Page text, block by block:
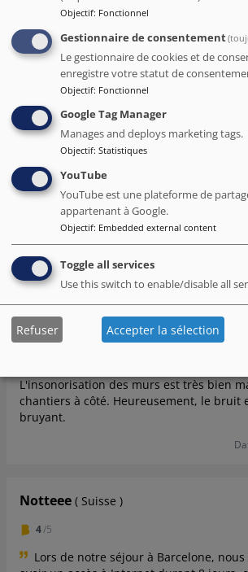
Nous avons passé un très bon séjour à
Travelodge Barcelona Poblenou. Tout le
très accueillant et amical, en particulier
d'une aide précieuse lorsque j'ai eu un
urgent un dimanche. Elle a réussi à
rendez-vous dans une clinique à
heure. Je recommande vivement l'hôtel
Barcelona Poblenou.
Lily-Rose
4/5
L'établissement est très net, le ménage
quotidiennement ce qui est très
journée de visite, et lorsque l'on se
propres. La salle de bains est
propre. Malheureusement, le petit
hauteur des espoirs, le personnel à
également donné des informations
L'insonorisation des murs est très bien
chantiers à côté. Heureusement, le bruit
bruyant.
Notteee ( Suisse )
4/5
Lors de notre séjour à Barcelone,
Objectif: Fonctionnel
Gestionnaire de consentement
Le gestionnaire de cookies et de
enregistre votre statut de
Objectif: Fonctionnel
Google Tag Manager
Manages and deploys marketing tags.
Objectif: Statistiques
YouTube
YouTube est une plateforme de
appartenant à Google.
Objectif: Embedded external content
Toggle all services
Use this switch to enable/disable all
Refuser Accepter la sélection